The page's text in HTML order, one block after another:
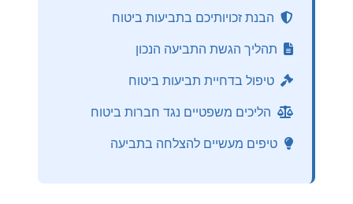
הבנת זכויותיכם בתביעות ביטוח
תהליך הגשת התביעה הנכון
טיפול בדחיית תביעות ביטוח
הליכים משפטיים נגד חברות ביטוח
טיפים מעשיים להצלחה בתביעה